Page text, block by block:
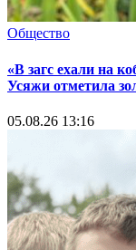
Общество
«В загс ехали на
Усяжи отметила
05.08.26 13:16